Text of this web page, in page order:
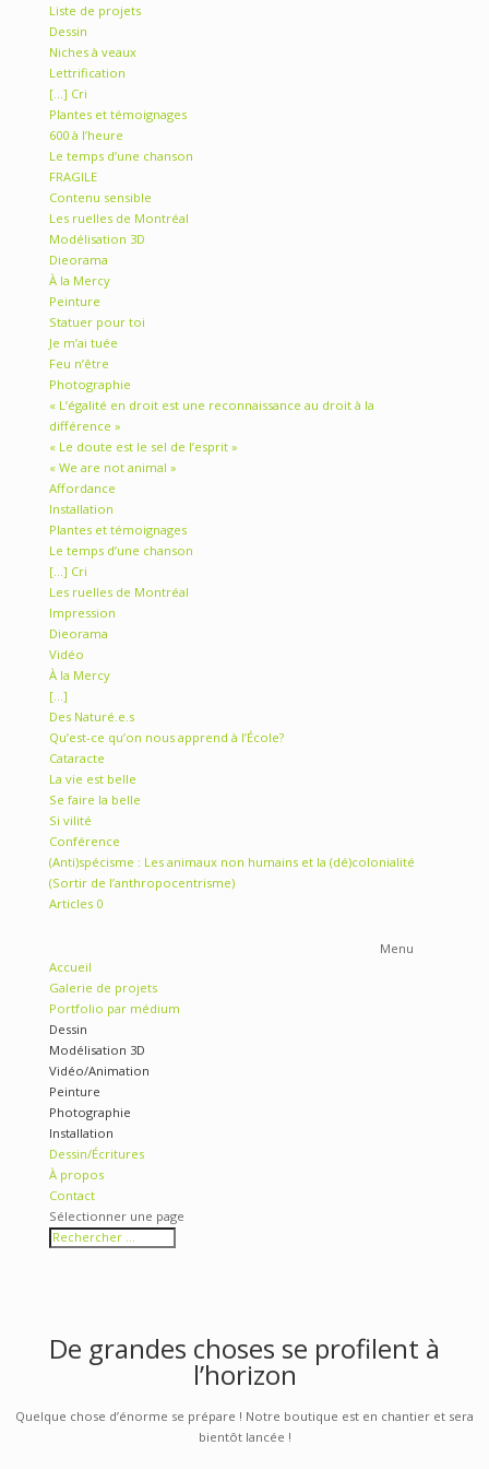
Liste de projets
Dessin
Niches à veaux
Lettrification
[…] Cri
Plantes et témoignages
600 à l’heure
Le temps d’une chanson
FRAGILE
Contenu sensible
Les ruelles de Montréal
Modélisation 3D
Dieorama
À la Mercy
Peinture
Statuer pour toi
Je m’ai tuée
Feu n’être
Photographie
« L’égalité en droit est une reconnaissance au droit à la
différence »
« Le doute est le sel de l’esprit »
« We are not animal »
Affordance
Installation
Plantes et témoignages
Le temps d’une chanson
[…] Cri
Les ruelles de Montréal
Impression
Dieorama
Vidéo
À la Mercy
[…]
Des Naturé.e.s
La vie est belle
Se faire la belle
Si vilité
Conférence
(Anti)spécisme : Les animaux non humains et la
(Sortir de l’anthropocentrisme)
Articles 0
Accueil
Galerie de projets
Vidéo/Animation
Peinture
Installation